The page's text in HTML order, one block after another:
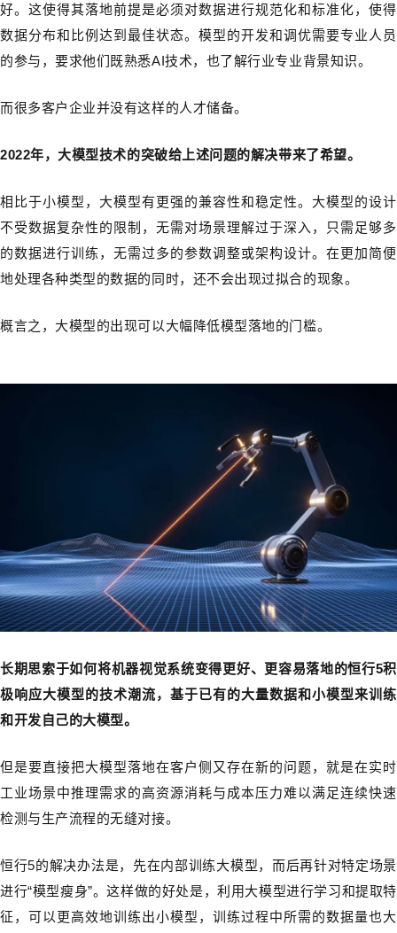
好。这使得其落地前提是必须对数据进行规范化和标准化，使得
数据分布和比例达到最佳状态。模型的开发和调优需要专业人员
的参与，要求他们既熟悉AI技术，也了解行业专业背景知识。
而很多客户企业并没有这样的人才储备。
2022年，大模型技术的突破给上述问题的解决带来了希望。
相比于小模型，大模型有更强的兼容性和稳定性。大模型的设计
不受数据复杂性的限制，无需对场景理解过于深入，只需足够多
的数据进行训练，无需过多的参数调整或架构设计。在更加简便
地处理各种类型的数据的同时，还不会出现过拟合的现象。
概言之，大模型的出现可以大幅降低模型落地的门槛。
长期思索于如何将机器视觉系统变得更好、更容易落地的恒行5积
极响应大模型的技术潮流，基于已有的大量数据和小模型来训练
和开发自己的大模型。
但是要直接把大模型落地在客户侧又存在新的问题，就是在实时
工业场景中推理需求的高资源消耗与成本压力难以满足连续快速
检测与生产流程的无缝对接。
恒行5的解决办法是，先在内部训练大模型，而后再针对特定场景
进行“模型瘦身”。这样做的好处是，利用大模型进行学习和提取特
征，可以更高效地训练出小模型，训练过程中所需的数据量也大